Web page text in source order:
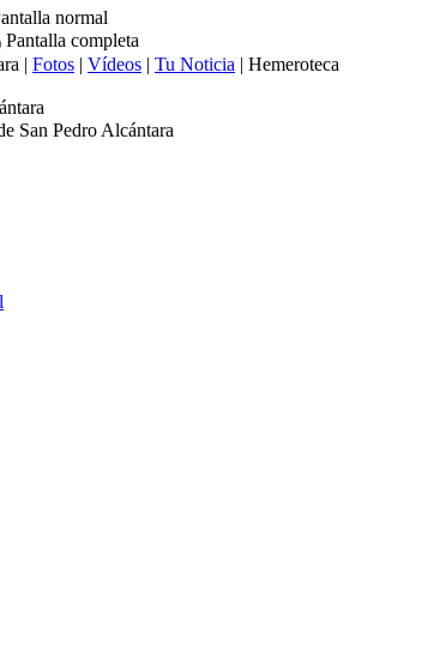
normal
Pantalla completa
| Fotos | Vídeos | Tu Noticia | Hemeroteca
San Pedro Alcántara